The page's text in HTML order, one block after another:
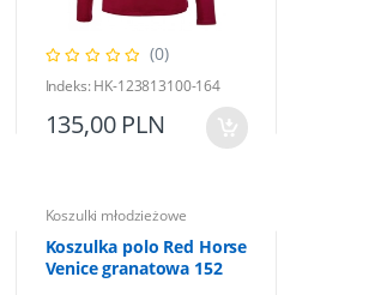
(0)
Indeks: HK-123813100-164
135,00 PLN
Koszulki młodzieżowe
Koszulka polo Red Horse
Venice granatowa 152